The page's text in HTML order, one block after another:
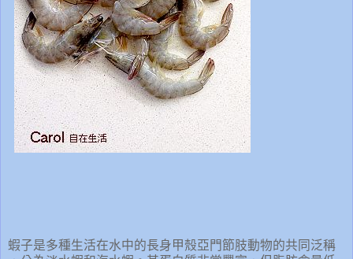
蝦子是多種生活在水中的長身甲殼亞門節肢動物的共同泛稱